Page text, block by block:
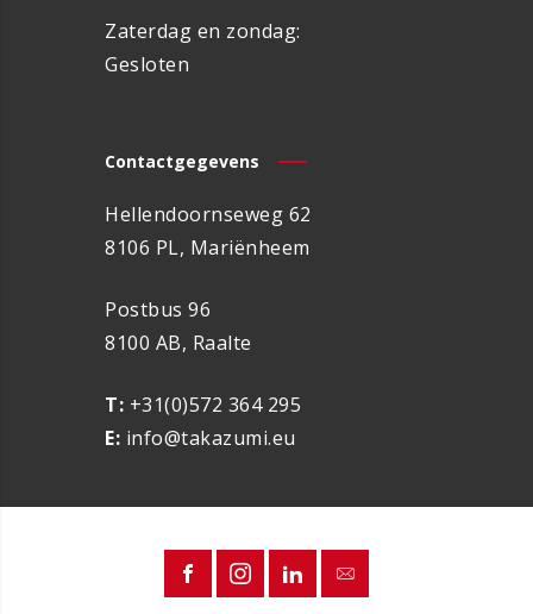
Zaterdag en zondag:
Gesloten
Contactgegevens
Hellendoornseweg 62
8106 PL, Mariënheem
Postbus 96
8100 AB, Raalte
T: +31(0)572 364 295
E: info@takazumi.eu